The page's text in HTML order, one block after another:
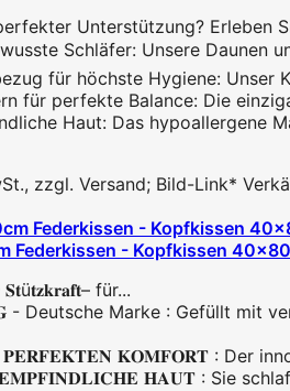
Unterstützung?
Schläfer: Unsere Daunen
für höchste Hygiene:
für perfekte Balance: Die
Haut: Das hypoallergene
zzgl. Versand; Bild-Link*
Federkissen - Kopfkissen
für...
Marke : Gefüllt mit
𝐊𝐎𝐌𝐅𝐎𝐑𝐓 : Der
𝐇𝐀𝐔𝐓 : Sie